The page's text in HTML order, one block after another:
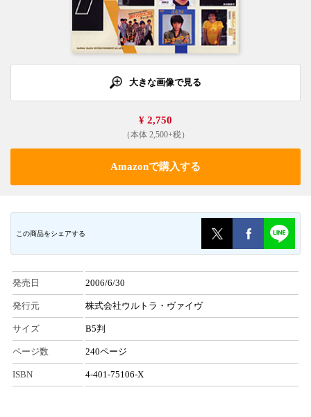
大きな画像で見る
¥ 2,750
（本体 2,500+税）
Amazonで購入する
この商品をシェアする
発売日 2006/6/30
発行元 株式会社ウルトラ・ヴァイヴ
サイズ B5判
ページ数 240ページ
ISBN 4-401-75106-X